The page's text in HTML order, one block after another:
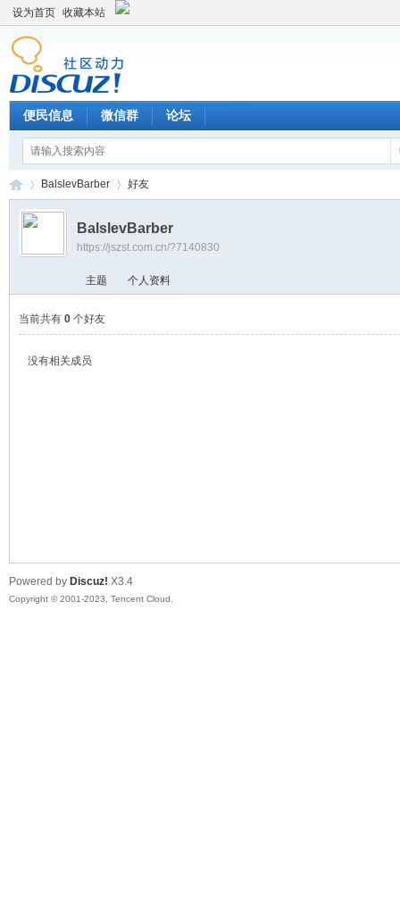
设为首页 收藏本站
便民信息 微信群 论坛
›
BalslevBarber 好友
BalslevBarber
https://jszst.com.cn/?7140830
主题 个人资料
当前共有 0个好友
没有相关成员
Powered by Discuz! X3.4
Copyright © 2001-2023, Tencent Cloud.